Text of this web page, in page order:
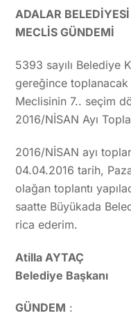
ADALAR BELEDİYESİ
MECLİS GÜNDEMİ
5393 sayılı Belediye
gereğince
Meclisinin 7.. seçim
2016/NİSAN Ayı
2016/NİSAN ayı
04.04.2016 tarih,
olağan toplantı
saatte Büyükada
rica ederim.
Atilla AYTAÇ
Belediye Başkanı
GÜNDEM :